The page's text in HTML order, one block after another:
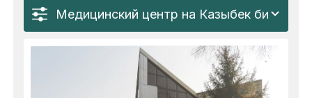
Медицинский центр на Казыбек би